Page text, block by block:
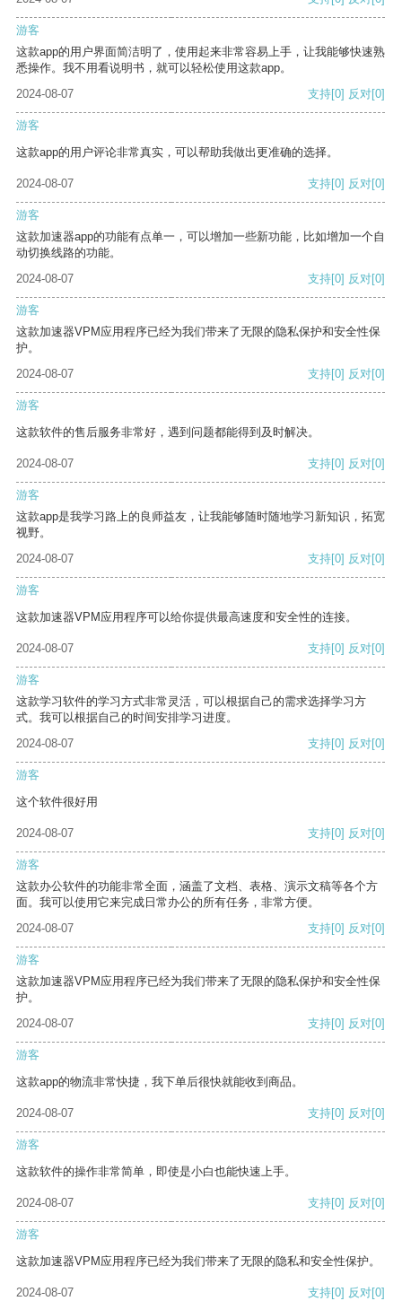
游客
这款app的用户界面简洁明了，使用起来非常容易上手，让我能够快速熟
悉操作。我不用看说明书，就可以轻松使用这款app。
2024-08-07
支持[0] 反对[0]
游客
这款app的用户评论非常真实，可以帮助我做出更准确的选择。
2024-08-07 支持[0] 反对[0]
游客
这款加速器app的功能有点单一，可以增加一些新功能，比如增加一个自
动切换线路的功能。
2024-08-07
支持[0] 反对[0]
游客
这款加速器VPM应用程序已经为我们带来了无限的隐私保护和安全性保
护。
2024-08-07
支持[0] 反对[0]
游客
这款软件的售后服务非常好，遇到问题都能得到及时解决。
2024-08-07 支持[0] 反对[0]
游客
这款app是我学习路上的良师益友，让我能够随时随地学习新知识，拓宽
视野。
2024-08-07
支持[0] 反对[0]
游客
这款加速器VPM应用程序可以给你提供最高速度和安全性的连接。
2024-08-07 支持[0] 反对[0]
游客
这款学习软件的学习方式非常灵活，可以根据自己的需求选择学习方
式。我可以根据自己的时间安排学习进度。
2024-08-07
支持[0] 反对[0]
游客
这个软件很好用
2024-08-07 支持[0] 反对[0]
游客
这款办公软件的功能非常全面，涵盖了文档、表格、演示文稿等各个方
面。我可以使用它来完成日常办公的所有任务，非常方便。
2024-08-07
支持[0] 反对[0]
游客
这款加速器VPM应用程序已经为我们带来了无限的隐私保护和安全性保
护。
2024-08-07
支持[0] 反对[0]
游客
这款app的物流非常快捷，我下单后很快就能收到商品。
2024-08-07 支持[0] 反对[0]
游客
这款软件的操作非常简单，即使是小白也能快速上手。
2024-08-07 支持[0] 反对[0]
游客
这款加速器VPM应用程序已经为我们带来了无限的隐私和安全性保护。
2024-08-07 支持[0] 反对[0]